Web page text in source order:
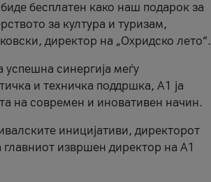
бесплатен како наш подарок за
за култура и туризам,
директор на „Охридско лето“.
успешна синергија меѓу
и техничка поддршка, A1 ја
на современ и иновативен начин.
иницијативи, директорот
извршен директор на A1